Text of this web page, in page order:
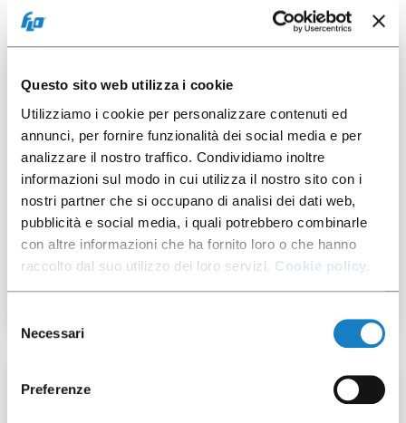
Questo sito web utilizza i cookie
Utilizziamo i cookie per personalizzare contenuti ed
annunci, per fornire funzionalità dei social media e per
analizzare il nostro traffico. Condividiamo inoltre
informazioni sul modo in cui utilizza il nostro sito con i
nostri partner che si occupano di analisi dei dati web,
pubblicità e social media, i quali potrebbero combinarle
con altre informazioni che ha fornito loro o che hanno
raccolto dal suo utilizzo dei loro servizi. Cookie policy.
delNecessari
Preferenze
292015
Cvcle Plat PET découpe
croix pour G.160/205/250/
300cc